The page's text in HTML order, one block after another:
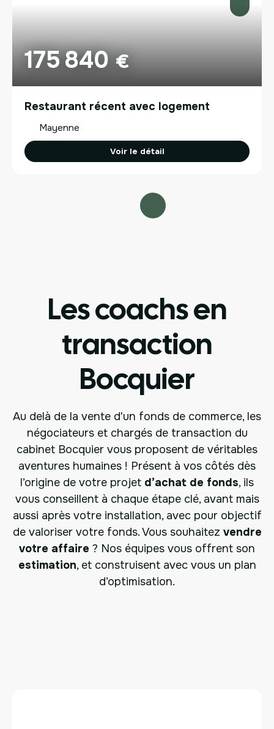
175 840€
Restaurant récent avec logement
Mayenne
Voir le détail
Les coachs en
transaction
Bocquier
Au delà de la vente d'un fonds de commerce, les
négociateurs et chargés de transaction du
cabinet Bocquier vous proposent de véritables
aventures humaines ! Présent à vos côtés dès
l’origine de votre projet d’achat de fonds, ils
vous conseillent à chaque étape clé, avant mais
aussi après votre installation, avec pour objectif
de valoriser votre fonds. Vous souhaitez vendre
votre affaire ? Nos équipes vous offrent son
estimation, et construisent avec vous un plan
d’optimisation.